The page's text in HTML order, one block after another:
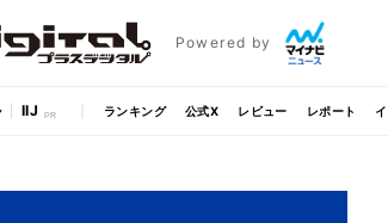
Powered by
IIJ ランキング 公式X レビュー レポート